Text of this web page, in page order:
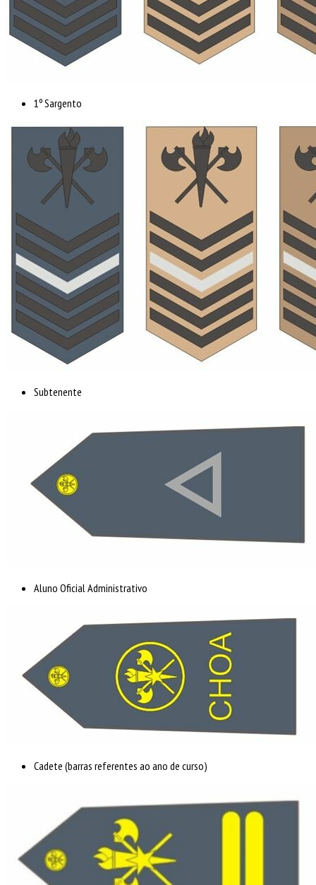
1º Sargento
Subtenente
Aluno Oficial Administrativo
Cadete (barras referentes ao ano de curso)